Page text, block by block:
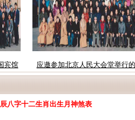
八字十二生肖出生月神煞表